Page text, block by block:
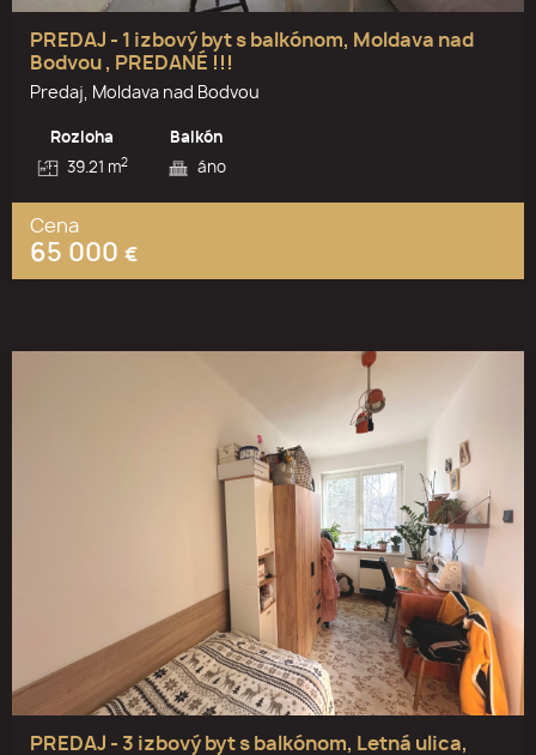
PREDAJ - 1 izbový byt s balkónom, Moldava nad
Bodvou , PREDANÉ !!!
Predaj, Moldava nad Bodvou
Rozloha
39.21 m2
Balkón
áno
Cena
65 000 €
PREDAJ - 3 izbový byt s balkónom, Letná ulica,